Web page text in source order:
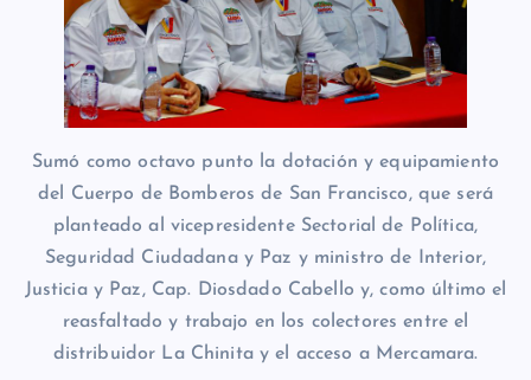
Sumó como octavo punto la dotación y equipamiento
del Cuerpo de Bomberos de San Francisco, que será
planteado al vicepresidente Sectorial de Política,
Seguridad Ciudadana y Paz y ministro de Interior,
Justicia y Paz, Cap. Diosdado Cabello y, como último el
reasfaltado y trabajo en los colectores entre el
distribuidor La Chinita y el acceso a Mercamara.